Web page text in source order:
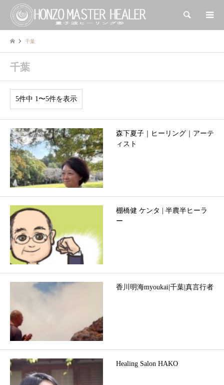
検索
千葉
千葉
5件中 1〜5件を表示
森下夏子｜ヒーリング｜アーテ
ィスト
棚橋健 ケンタ | 半農半ヒーラ
ー
香川明海myoukai|千葉|真言行者
Healing Salon HAKO